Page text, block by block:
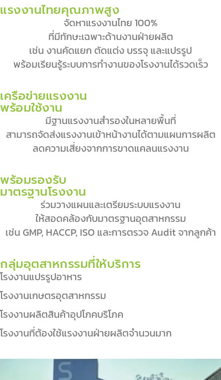
แรงงานไทยคุณภาพสูง
จัดหาแรงงานไทย 100%
ที่มีทักษะเฉพาะด้านงานฝ่ายผลิต
เช่น งานคัดแยก ตัดแต่ง บรรจุ และแปรรูป
พร้อมเรียนรู้ระบบการทำงานของโรงงานได้รวดเร็ว
เครือข่ายแรงงาน
พร้อมใช้งาน
มีฐานแรงงานสำรองในหลายพื้นที่
สามารถจัดส่งแรงงานเข้าหน้างานได้ตามแผนการผลิต
ลดความเสี่ยงจากการขาดแคลนแรงงาน
พร้อมรองรับ
มาตรฐานโรงงาน
ร่วมวางแผนและเตรียมระบบแรงงาน
ให้สอดคล้องกับมาตรฐานอุตสาหกรรม
เช่น GMP, HACCP, ISO และการตรวจ Audit จากลูกค้า
กลุ่มอุตสาหกรรมที่ให้บริการ
โรงงานแปรรูปอาหาร
โรงงานเกษตรอุตสาหกรรม
โรงงานผลิตสินค้าอุปโภคบริโภค
โรงงานที่ต้องใช้แรงงานฝ่ายผลิตจำนวนมาก